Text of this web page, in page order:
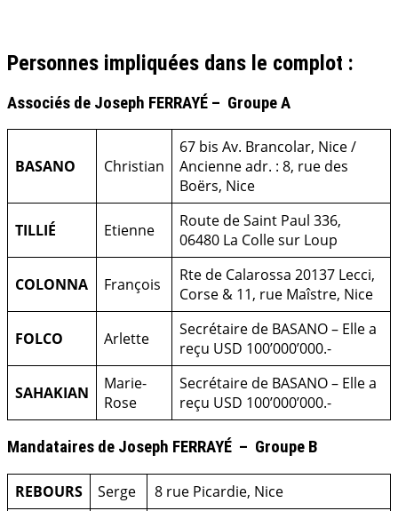
Personnes impliquées dans le complot :
Associés de Joseph FERRAYÉ – Groupe A
BASANO Christian
67 bis Av. Brancolar, Nice /
Ancienne adr. : 8, rue des
Boërs, Nice
TILLIÉ Etienne
Route de Saint Paul 336,
06480 La Colle sur Loup
COLONNA François Rte de Calarossa 20137 Lecci,
Corse & 11, rue Maîstre, Nice
FOLCO Arlette
Secrétaire de BASANO – Elle a
reçu USD 100’000’000.-
SAHAKIAN
Marie-
Rose
Secrétaire de BASANO – Elle a
reçu USD 100’000’000.-
Mandataires de Joseph FERRAYÉ – Groupe B
REBOURS Serge 8 rue Picardie, Nice